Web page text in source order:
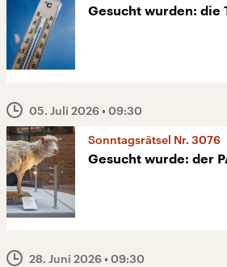
Gesucht wurden: die
05. Juli 2026• 09:30
Sonntagsrätsel Nr. 3076
Gesucht wurde: der
28. Juni 2026• 09:30